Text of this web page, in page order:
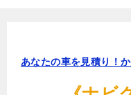
あなたの車を見積り！